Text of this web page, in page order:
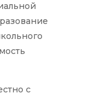
с